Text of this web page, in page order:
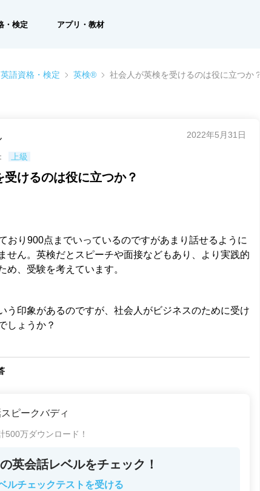
・検定 アプリ・教材
英語資格・検定 英検® 社会人が英検を受けるのは役に立つか？
2022年5月31日
上級
けるのは役に立つか？
おり900点までいっているのですがあまり話せるように
せん。英検だとスピーチや面接などもあり、より実践的
め、受験を考えています。
う印象があるのですが、社会人がビジネスのために受け
しょうか？
ピークバディ
500万ダウンロード！
英会話レベルをチェック！
ルチェックテストを受ける